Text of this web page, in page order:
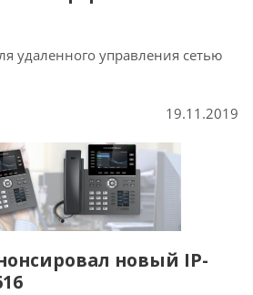
удаленного управления сетью
19.11.2019
новый IP-